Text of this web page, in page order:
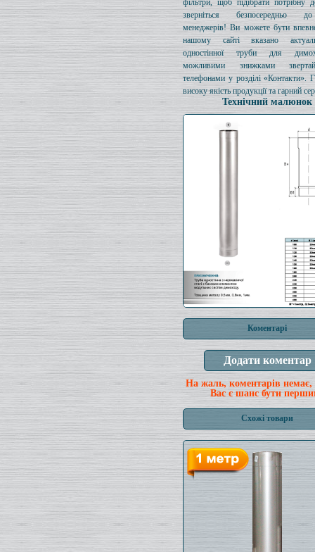
фільтри, щоб підібрати потрібну
зверніться безпосередньо
менеджерів! Ви можете бути
нашому сайті вказано
одностінної труби для
можливими знижками
телефонами у розділі «Контакти».
високу якість продукції та гарний
Технічний малюнок
Коментарі
На жаль, коментарів немає,
Вас є шанс бути
Схожі товари